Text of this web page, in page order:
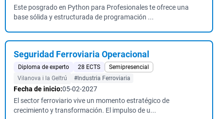
Este posgrado en Python para Profesionales te ofrece una
base sólida y estructurada de programación ...
Seguridad Ferroviaria Operacional
Diploma de experto 28 ECTS
Semipresencial
Vilanova i la Geltrú
#Industria Ferroviaria
Fecha de inicio:05-02-2027
El sector ferroviario vive un momento estratégico de
crecimiento y transformación. El impulso de u...